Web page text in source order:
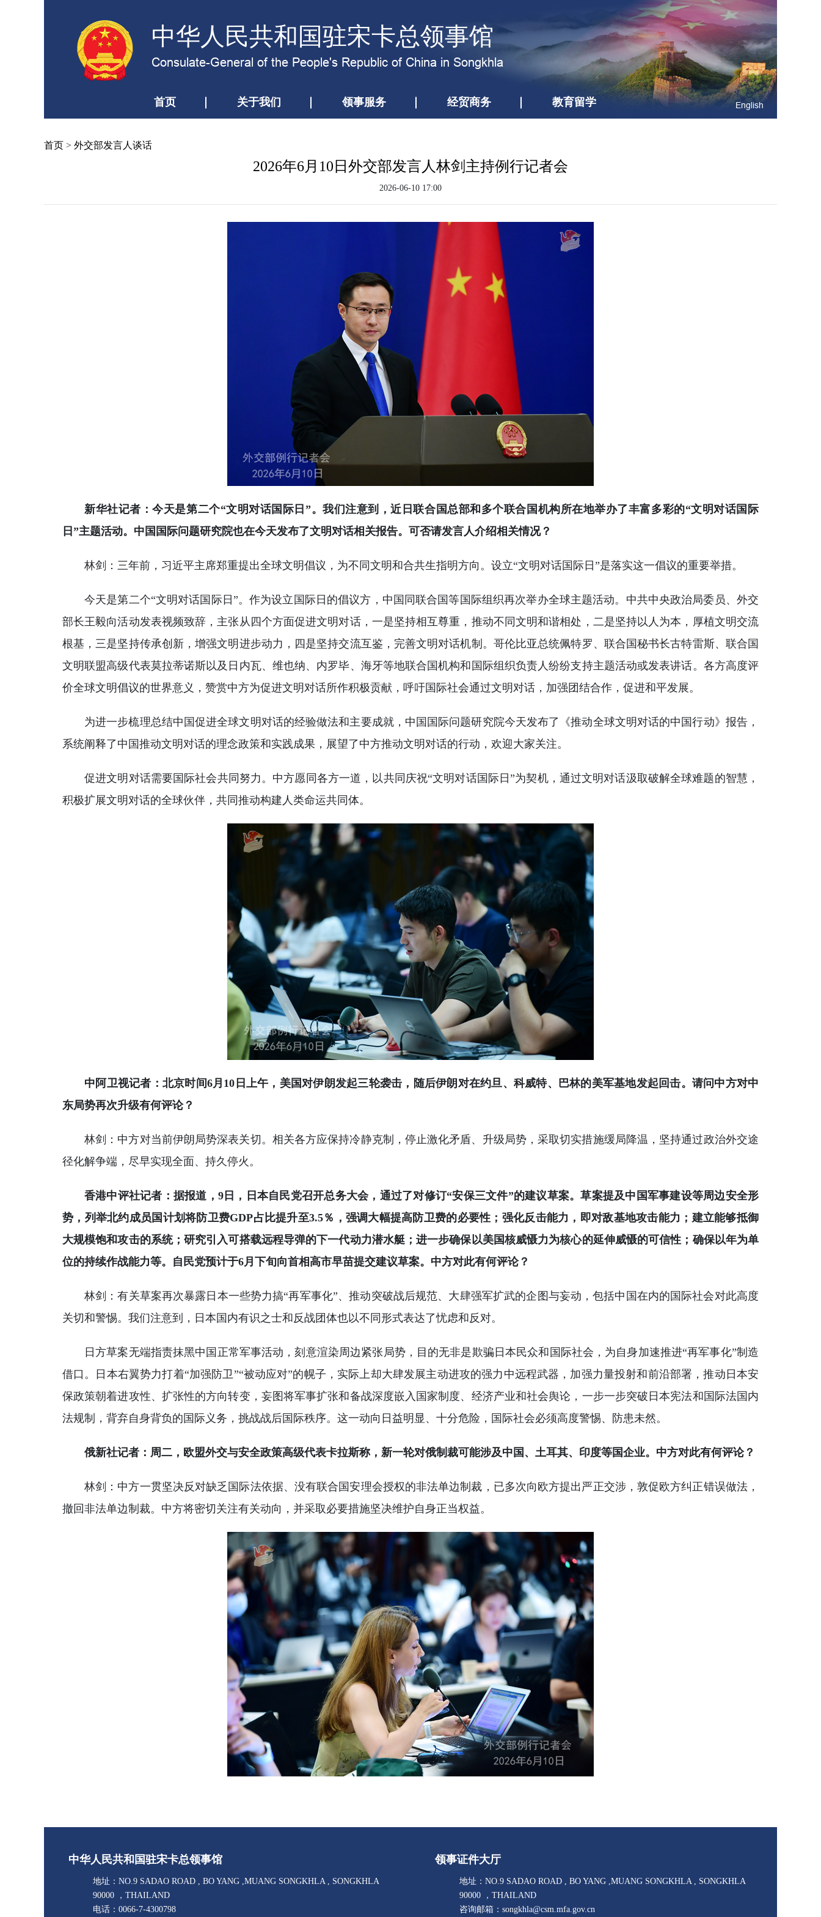
中华人民共和国驻宋卡总领事馆
Consulate-General of the People's Republic of China in Songkhla
首页 关于我们 领事服务 经贸商务 教育留学 English
首页 > 外交部发言人谈话
2026年6月10日外交部发言人林剑主持例行记者会
2026-06-10 17:00
新华社记者：今天是第二个“文明对话国际日”。我们注意到，近日联合国总部和多个联合国机构所在地举办了丰富多彩的“文明对话国际
日”主题活动。中国国际问题研究院也在今天发布了文明对话相关报告。可否请发言人介绍相关情况？
林剑：三年前，习近平主席郑重提出全球文明倡议，为不同文明和合共生指明方向。设立“文明对话国际日”是落实这一倡议的重要举措。
今天是第二个“文明对话国际日”。作为设立国际日的倡议方，中国同联合国等国际组织再次举办全球主题活动。中共中央政治局委员、外交
部长王毅向活动发表视频致辞，主张从四个方面促进文明对话，一是坚持相互尊重，推动不同文明和谐相处，二是坚持以人为本，厚植文明交流
根基，三是坚持传承创新，增强文明进步动力，四是坚持交流互鉴，完善文明对话机制。哥伦比亚总统佩特罗、联合国秘书长古特雷斯、联合国
文明联盟高级代表莫拉蒂诺斯以及日内瓦、维也纳、内罗毕、海牙等地联合国机构和国际组织负责人纷纷支持主题活动或发表讲话。各方高度评
价全球文明倡议的世界意义，赞赏中方为促进文明对话所作积极贡献，呼吁国际社会通过文明对话，加强团结合作，促进和平发展。
为进一步梳理总结中国促进全球文明对话的经验做法和主要成就，中国国际问题研究院今天发布了《推动全球文明对话的中国行动》报告，
系统阐释了中国推动文明对话的理念政策和实践成果，展望了中方推动文明对话的行动，欢迎大家关注。
促进文明对话需要国际社会共同努力。中方愿同各方一道，以共同庆祝“文明对话国际日”为契机，通过文明对话汲取破解全球难题的智慧，
积极扩展文明对话的全球伙伴，共同推动构建人类命运共同体。
中阿卫视记者：北京时间6月10日上午，美国对伊朗发起三轮袭击，随后伊朗对在约旦、科威特、巴林的美军基地发起回击。请问中方对中
东局势再次升级有何评论？
林剑：中方对当前伊朗局势深表关切。相关各方应保持冷静克制，停止激化矛盾、升级局势，采取切实措施缓局降温，坚持通过政治外交途
径化解争端，尽早实现全面、持久停火。
香港中评社记者：据报道，9日，日本自民党召开总务大会，通过了对修订“安保三文件”的建议草案。草案提及中国军事建设等周边安全形
势，列举北约成员国计划将防卫费GDP占比提升至3.5％，强调大幅提高防卫费的必要性；强化反击能力，即对敌基地攻击能力；建立能够抵御
大规模饱和攻击的系统；研究引入可搭载远程导弹的下一代动力潜水艇；进一步确保以美国核威慑力为核心的延伸威慑的可信性；确保以年为单
位的持续作战能力等。自民党预计于6月下旬向首相高市早苗提交建议草案。中方对此有何评论？
林剑：有关草案再次暴露日本一些势力搞“再军事化”、推动突破战后规范、大肆强军扩武的企图与妄动，包括中国在内的国际社会对此高度
关切和警惕。我们注意到，日本国内有识之士和反战团体也以不同形式表达了忧虑和反对。
日方草案无端指责抹黑中国正常军事活动，刻意渲染周边紧张局势，目的无非是欺骗日本民众和国际社会，为自身加速推进“再军事化”制造
借口。日本右翼势力打着“加强防卫”“被动应对”的幌子，实际上却大肆发展主动进攻的强力中远程武器，加强力量投射和前沿部署，推动日本安
保政策朝着进攻性、扩张性的方向转变，妄图将军事扩张和备战深度嵌入国家制度、经济产业和社会舆论，一步一步突破日本宪法和国际法国内
法规制，背弃自身背负的国际义务，挑战战后国际秩序。这一动向日益明显、十分危险，国际社会必须高度警惕、防患未然。
俄新社记者：周二，欧盟外交与安全政策高级代表卡拉斯称，新一轮对俄制裁可能涉及中国、土耳其、印度等国企业。中方对此有何评论？
林剑：中方一贯坚决反对缺乏国际法依据、没有联合国安理会授权的非法单边制裁，已多次向欧方提出严正交涉，敦促欧方纠正错误做法，
撤回非法单边制裁。中方将密切关注有关动向，并采取必要措施坚决维护自身正当权益。
中华人民共和国驻宋卡总领事馆
地址：NO.9 SADAO ROAD , BO YANG ,MUANG SONGKHLA , SONGKHLA
90000 ，THAILAND
电话：0066-7-4300798
领事证件大厅
地址：NO.9 SADAO ROAD , BO YANG ,MUANG SONGKHLA , SONGKHLA
90000 ，THAILAND
咨询邮箱：songkhla@csm.mfa.gov.cn